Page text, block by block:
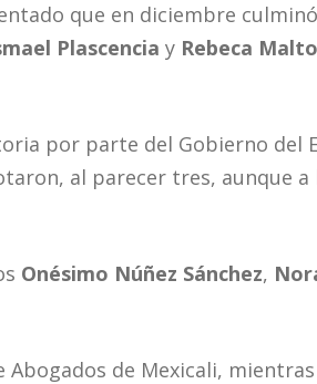
que en diciembre
Plascencia y Rebeca
por parte del Gobierno del
al parecer tres, aunque a
Onésimo Núñez Sánchez,
de Mexicali,